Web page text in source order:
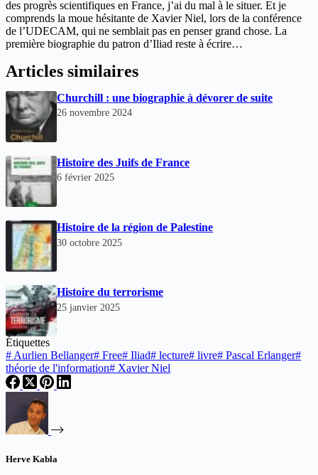
des progrès scientifiques en France, j’ai du mal à le situer. Et je
comprends la moue hésitante de Xavier Niel, lors de la conférence
de l’UDECAM, qui ne semblait pas en penser grand chose. La
première biographie du patron d’Iliad reste à écrire…
Articles similaires
Churchill : une biographie à dévorer de suite
26 novembre 2024
Histoire des Juifs de France
6 février 2025
Histoire de la région de Palestine
30 octobre 2025
Histoire du terrorisme
25 janvier 2025
Étiquettes
#Aurlien Bellanger# Free# Iliad# lecture# livre# Pascal Erlanger#
théorie de l'information# Xavier Niel
Herve Kabla